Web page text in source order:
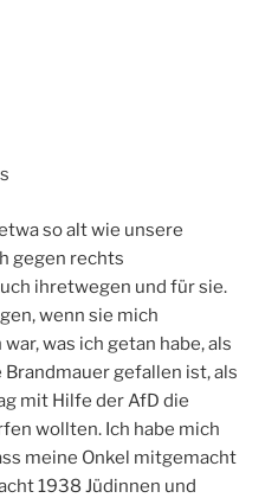
so alt wie unsere
gegen rechts
ihretwegen und für sie.
wenn sie mich
was ich getan habe, als
gefallen ist, als
mit Hilfe der AfD die
wollten. Ich habe mich
meine Onkel mitgemacht
1938 Jüdinnen und